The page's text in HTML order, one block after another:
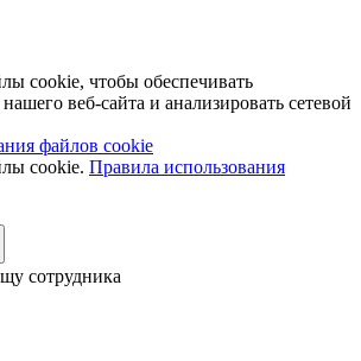
cookie, чтобы обеспечивать
веб-сайта и анализировать сетевой
файлов cookie
cookie. Правила использования
сотрудника